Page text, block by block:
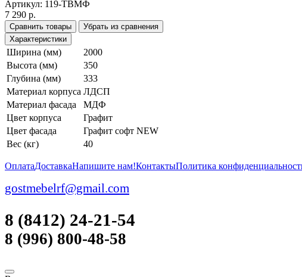
Артикул: 119-ТВМФ
7 290 р.
Сравнить товары
Убрать из сравнения
Характеристики
Ширина (мм)
2000
Высота (мм)
350
Глубина (мм)
333
Материал корпуса ЛДСП
Материал фасада
МДФ
Цвет корпуса
Графит
Цвет фасада
Графит софт NEW
Вес (кг)
40
ОплатаДоставкаНапишите нам!КонтактыПолитика
gostmebelrf@gmail.com
8 (8412) 24-21-54
8 (996) 800-48-58